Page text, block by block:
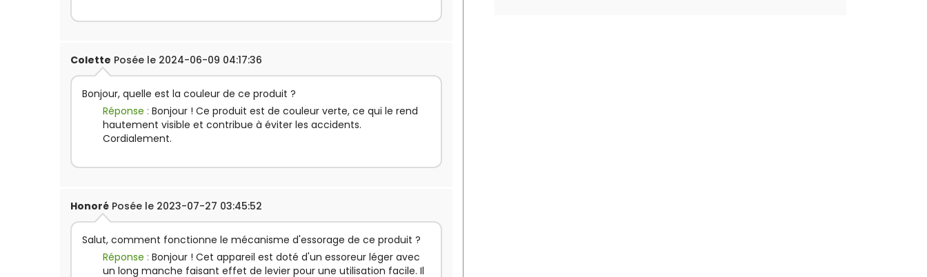
Colette Posée le 2024-06-09 04:17:36
Bonjour, quelle est la couleur de ce produit ?
Réponse : Bonjour ! Ce produit est de couleur verte, ce qui le rend
hautement visible et contribue à éviter les accidents.
Cordialement.
Honoré Posée le 2023-07-27 03:45:52
Salut, comment fonctionne le mécanisme d'essorage de ce produit ?
Réponse : Bonjour ! Cet appareil est doté d'un essoreur léger avec
un long manche faisant effet de levier pour une utilisation facile. Il